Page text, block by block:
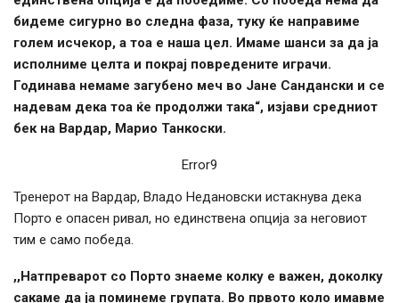
бидеме сигурно во следна фаза, туку ќе направиме
голем исчекор, а тоа е наша цел. Имаме шанси за да ја
исполниме целта и покрај повредените играчи.
Годинава немаме загубено меч во Јане Сандански и се
надевам дека тоа ќе продолжи така“, изјави средниот
бек на Вардар, Марио Танкоски.
Error9
Тренерот на Вардар, Владо Недановски истакнува дека
Порто е опасен ривал, но единствена опција за неговиот
тим е само победа.
,,Натпреварот со Порто знаеме колку е важен, доколку
сакаме да ја поминеме групата. Во првото коло имавме